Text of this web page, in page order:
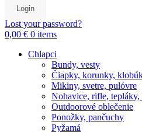
Login
Lost your password?
0,00 € 0 items
Chlapci
Bundy, vesty
Čiapky, korunky,
Mikiny, svetre, pulóvre
Nohavice, rifle,
Outdoorové oblečenie
Ponožky, pančuchy
Pyžamá